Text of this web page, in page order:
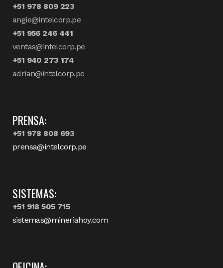
+51 978 809 223
angie@intelcorp.pe
+51 956 246 441
ventas@intelcorp.pe
+51 940 273 174
adrian@intelcorp.pe
PRENSA:
+51 978 808 693
prensa@intelcorp.pe
SISTEMAS:
+51 918 505 715
sistemas@mineriahoy.com